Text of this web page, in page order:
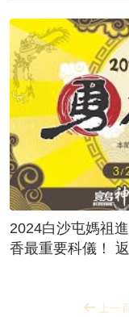
2024白沙屯媽祖
香最重要科儀！
上一